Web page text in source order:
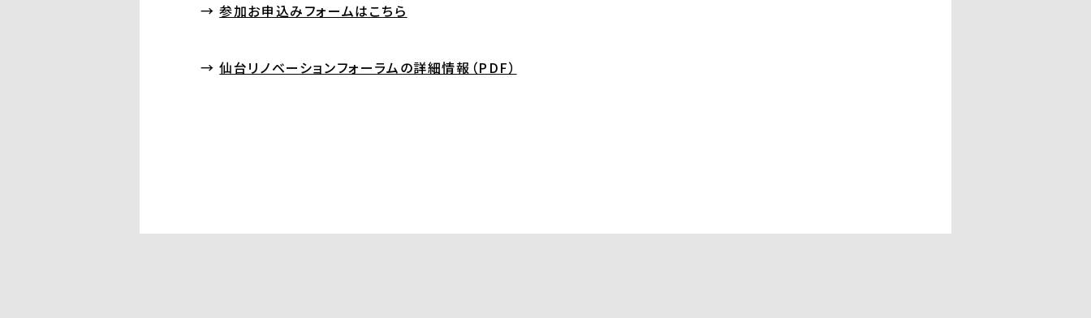
→参加お申込みフォームはこちら
→仙台リノベーションフォーラムの詳細情報（PDF）